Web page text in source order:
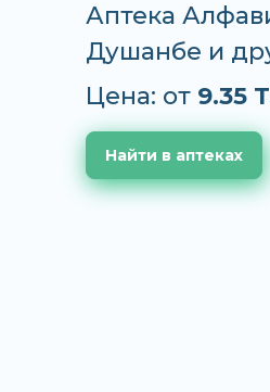
Аптека
Душанбе и
Цена: от 9.35
Найти в аптеках